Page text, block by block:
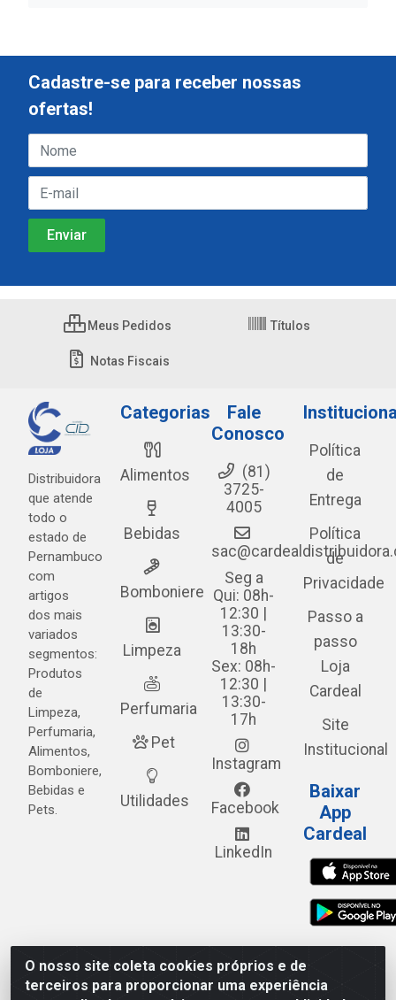
O nosso site coleta cookies próprios e de
terceiros para proporcionar uma experiência
Cadastre-se para receber nossas
ofertas!
Meus Pedidos Títulos
Notas Fiscais
Distribuidora
que atende
todo o
estado de
Pernambuco
com
artigos
dos mais
variados
segmentos:
Produtos
de
Limpeza,
Perfumaria,
Alimentos,
Bomboniere,
Bebidas e
Pets.
Categorias
Alimentos
Bebidas
Bomboniere
Limpeza
Perfumaria
Pet
Utilidades
Fale
Conosco
(81)
3725-
4005
Seg a
Qui: 08h-
12:30 |
13:30-
18h
Sex: 08h-
12:30 |
13:30-
17h
Instagram
Facebook
LinkedIn
Política
de
Entrega
Política
de
Privacidade
Passo a
passo
Loja
Cardeal
Site
Institucional
Baixar
App
Cardeal
Cardeal Distribuidora - Estrada Alto do Moura, 582 - Alto
do Moura - Caruaru/PE - CEP 55.040-120 - CNPJ